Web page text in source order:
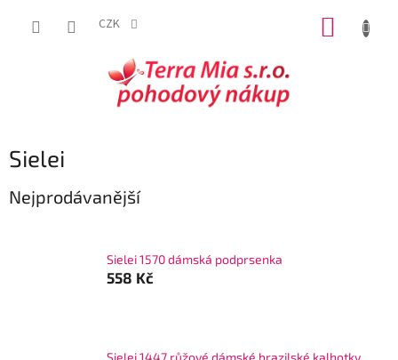
CZK
Sielei
Nejprodávanější
Sielei 1570 dámská podprsenka
558 Kč